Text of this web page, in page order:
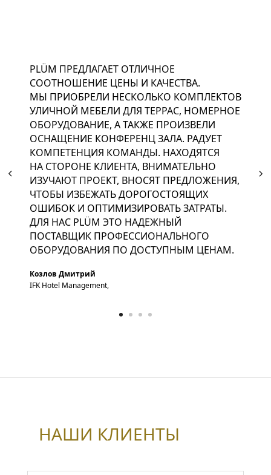
PLÜM ПРЕДЛАГАЕТ ОТЛИЧНОЕ
СООТНОШЕНИЕ ЦЕНЫ И КАЧЕСТВА.
МЫ ПРИОБРЕЛИ НЕСКОЛЬКО КОМПЛЕКТОВ
УЛИЧНОЙ МЕБЕЛИ ДЛЯ ТЕРРАС, НОМЕРНОЕ
ОБОРУДОВАНИЕ, А ТАКЖЕ ПРОИЗВЕЛИ
ОСНАЩЕНИЕ КОНФЕРЕНЦ ЗАЛА. РАДУЕТ
КОМПЕТЕНЦИЯ КОМАНДЫ. НАХОДЯТСЯ
НА СТОРОНЕ КЛИЕНТА, ВНИМАТЕЛЬНО
ИЗУЧАЮТ ПРОЕКТ, ВНОСЯТ ПРЕДЛОЖЕНИЯ,
ЧТОБЫ ИЗБЕЖАТЬ ДОРОГОСТОЯЩИХ
ОШИБОК И ОПТИМИЗИРОВАТЬ ЗАТРАТЫ.
ДЛЯ НАC PLÜM ЭТО НАДЕЖНЫЙ
ПОСТАВЩИК ПРОФЕССИОНАЛЬНОГО
ОБОРУДОВАНИЯ ПО ДОСТУПНЫМ ЦЕНАМ.
Козлов Дмитрий
IFK Hotel Management,
НАШИ КЛИЕНТЫ